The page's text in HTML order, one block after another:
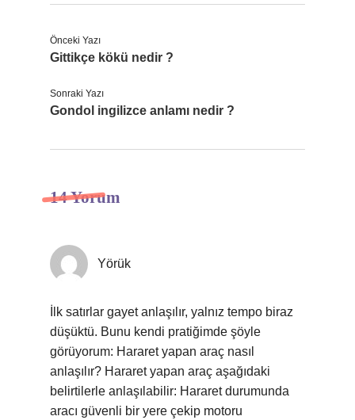
Önceki Yazı
Gittikçe kökü nedir ?
Sonraki Yazı
Gondol ingilizce anlamı nedir ?
14 Yorum
Yörük
İlk satırlar gayet anlaşılır, yalnız tempo biraz
düşüktü. Bunu kendi pratiğimde şöyle
görüyorum: Hararet yapan araç nasıl
anlaşılır? Hararet yapan araç aşağıdaki
belirtilerle anlaşılabilir: Hararet durumunda
aracı güvenli bir yere çekip motoru